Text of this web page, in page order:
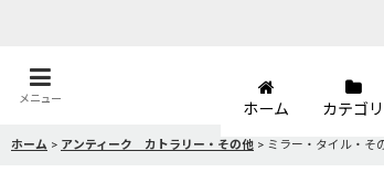
メニュー
ホーム カテゴリ
ホーム > アンティーク カトラリー・その他 > ミラー・タイル・そ